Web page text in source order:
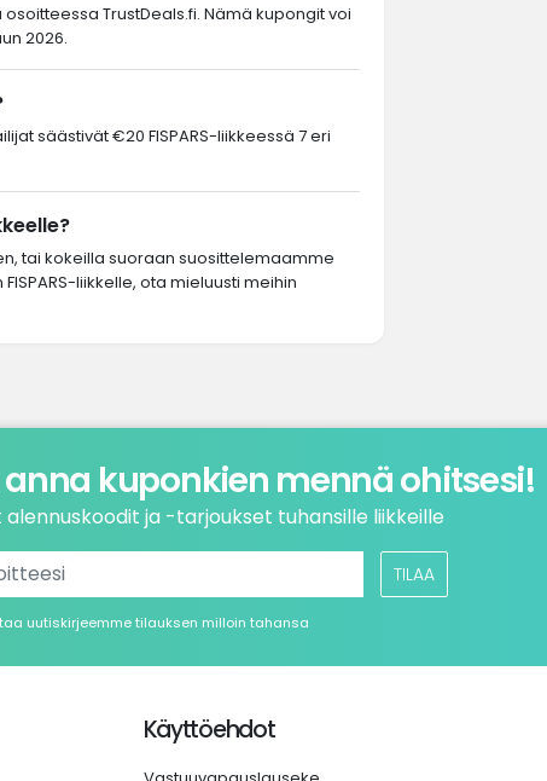
TrustDeals.fi. Nämä kupongit voi
2026.
säästivät €20 FISPARS-liikkeessä 7 eri
tai kokeilla suoraan suosittelemaamme
liikkelle, ota mieluusti meihin
kuponkien mennä ohitsesi!
ja -tarjoukset tuhansille liikkeille
TILAA
uutiskirjeemme tilauksen milloin tahansa
Käyttöehdot